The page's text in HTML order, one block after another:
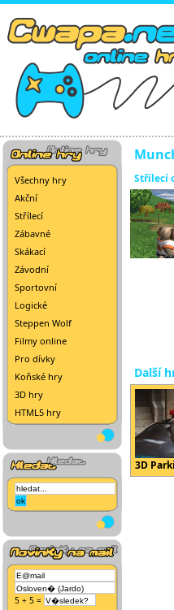
Všechny hry
Akční
Střílecí
Zábavné
Skákací
Závodní
Sportovní
Logické
Steppen Wolf
Filmy online
Pro dívky
Koňské hry
3D hry
HTML5 hry
5 + 5 =
Střílecí
Další
3D